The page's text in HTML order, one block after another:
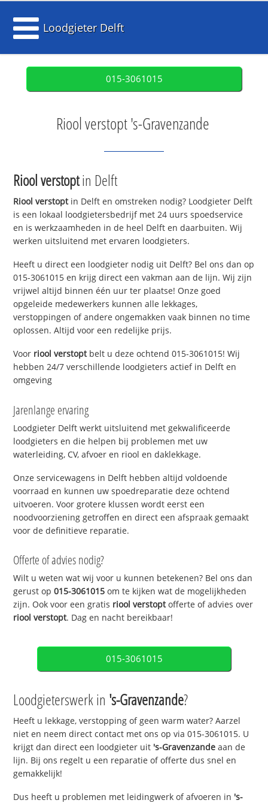
Loodgieter Delft
015-3061015
Riool verstopt 's-Gravenzande
Riool verstoptin Delft
Riool verstoptin Delft en omstreken nodig? Loodgieter Delft
is een lokaal loodgietersbedrijf met 24 uurs spoedservice
en is werkzaamheden in de heel Delft en daarbuiten. Wij
werken uitsluitend met ervaren loodgieters.
Heeft u direct een loodgieter nodig uit Delft? Bel ons dan op
015-3061015 en krijg direct een vakman aan de lijn. Wij zijn
vrijwel altijd binnen één uur ter plaatse! Onze goed
opgeleide medewerkers kunnen alle lekkages,
verstoppingen of andere ongemakken vaak binnen no time
oplossen. Altijd voor een redelijke prijs.
Voor riool verstoptbelt u deze ochtend 015-3061015! Wij
hebben 24/7 verschillende loodgieters actief in Delft en
omgeving
Jarenlange ervaring
Loodgieter Delft werkt uitsluitend met gekwalificeerde
loodgieters en die helpen bij problemen met uw
waterleiding, CV, afvoer en riool en daklekkage.
Onze servicewagens in Delft hebben altijd voldoende
voorraad en kunnen uw spoedreparatie deze ochtend
uitvoeren. Voor grotere klussen wordt eerst een
noodvoorziening getroffen en direct een afspraak gemaakt
voor de definitieve reparatie.
Offerte of advies nodig?
Wilt u weten wat wij voor u kunnen betekenen? Bel ons dan
gerust op015-3061015 om te kijken wat de mogelijkheden
zijn. Ook voor een gratis riool verstoptofferte of advies over
riool verstopt. Dag en nacht bereikbaar!
015-3061015
Loodgieterswerk in 's-Gravenzande?
Heeft u lekkage, verstopping of geen warm water? Aarzel
niet en neem direct contact met ons op via 015-3061015. U
krijgt dan direct een loodgieter uit 's-Gravenzande aan de
lijn. Bij ons regelt u een reparatie of offerte dus snel en
gemakkelijk!
Dus heeft u problemen met leidingwerk of afvoeren in 's-